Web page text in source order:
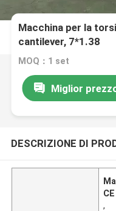
Macchina per la
cantilever, 7*1.38
MOQ：1 set
Miglior
DESCRIZIONE DI
CE
,